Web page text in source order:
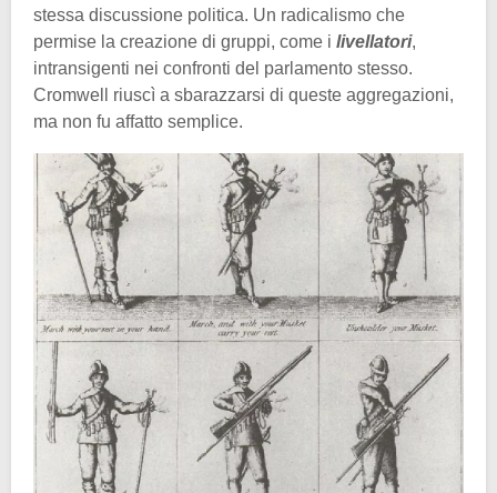
stessa discussione politica. Un radicalismo che
permise la creazione di gruppi, come i livellatori,
intransigenti nei confronti del parlamento stesso.
Cromwell riuscì a sbarazzarsi di queste aggregazioni,
ma non fu affatto semplice.